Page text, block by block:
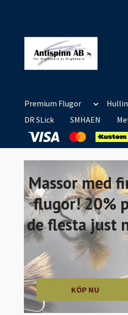
Premium Flugor
DR SLick
SMHAEN
Massor med
flugor! 20%
de flesta just
KÖP NU